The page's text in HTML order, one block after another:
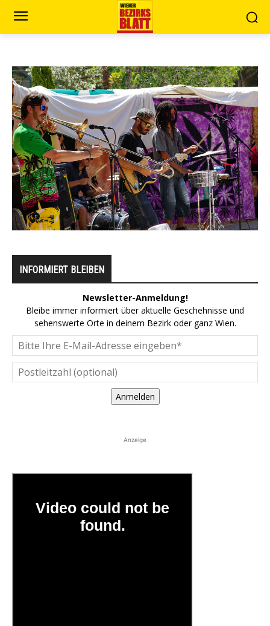
INFORMIERT BLEIBEN
Newsletter-Anmeldung!
Bleibe immer informiert über aktuelle Geschehnisse und
sehenswerte Orte in deinem Bezirk oder ganz Wien.
Anmelden
Anzeige